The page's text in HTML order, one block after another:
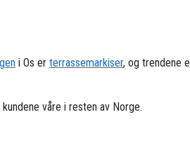
i Os er terrassemarkiser, og trendene
våre i resten av Norge.